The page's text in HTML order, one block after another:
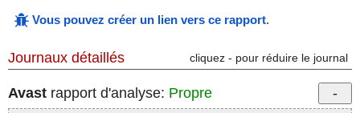
Vous pouvez créer un lien vers ce rapport.
Journaux détaillés cliquez - pour réduire le journal
Avast rapport d'analyse: Propre